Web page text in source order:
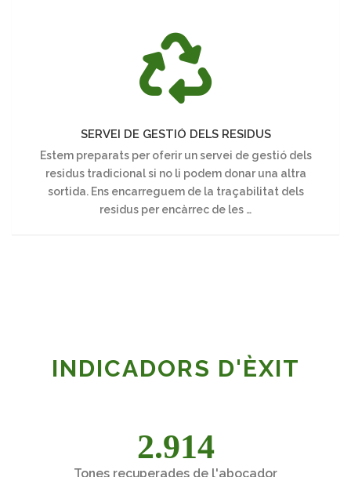
SERVEI DE GESTIÓ DELS RESIDUS
Estem preparats per oferir un servei de gestió dels
residus tradicional si no li podem donar una altra
sortida. Ens encarreguem de la traçabilitat dels
residus per encàrrec de les …
INDICADORS D'ÈXIT
2.914
Tones recuperades de l'abocador